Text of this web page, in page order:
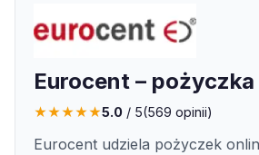
Eurocent –
★★★★★5.0 / 5(569 opinii)
Eurocent udziela pożyczek